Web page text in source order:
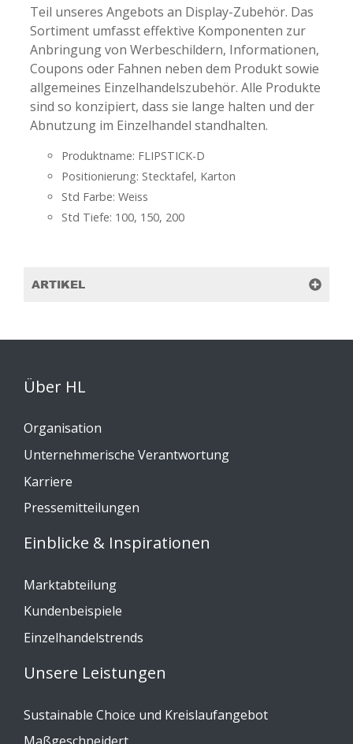
Teil unseres Angebots an Display-Zubehör. Das
Sortiment umfasst effektive Komponenten zur
Anbringung von Werbeschildern, Informationen,
Coupons oder Fahnen neben dem Produkt sowie
allgemeines Einzelhandelszubehör. Alle Produkte
sind so konzipiert, dass sie lange halten und der
Abnutzung im Einzelhandel standhalten.
Produktname: FLIPSTICK-D
Positionierung: Stecktafel, Karton
Std Farbe: Weiss
Std Tiefe: 100, 150, 200
ARTIKEL
Über HL
Organisation
Unternehmerische Verantwortung
Karriere
Pressemitteilungen
Einblicke & Inspirationen
Marktabteilung
Kundenbeispiele
Einzelhandelstrends
Unsere Leistungen
Sustainable Choice und Kreislaufangebot